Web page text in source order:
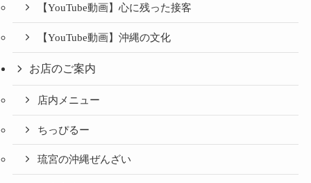
【YouTube動画】心に残った接客
【YouTube動画】沖縄の文化
お店のご案内
店内メニュー
ちっぴるー
琉宮の沖縄ぜんざい